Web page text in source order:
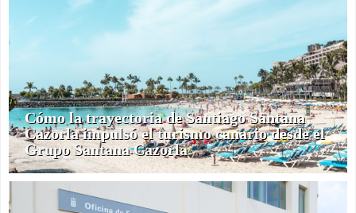
Cómo la trayectoria de Santiago Santana
Cazorla impulsó el turismo canario desde el
Grupo Santana Cazorla